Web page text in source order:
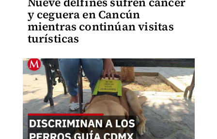
y ceguera en Cancún
mientras continúan visitas
turísticas